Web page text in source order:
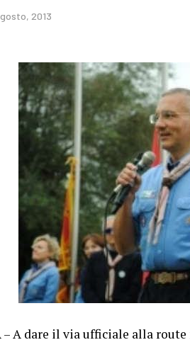
2013
– A dare il via ufficiale alla